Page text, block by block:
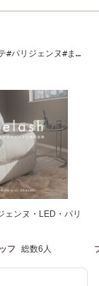
#パリジェンヌ#まつ
ェンヌ・LED・パリ
フ 総数6人